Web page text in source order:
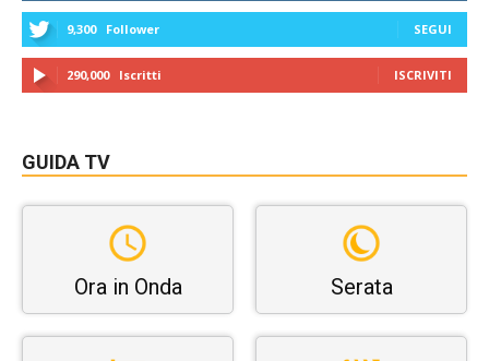
9,300 Follower SEGUI
290,000 Iscritti ISCRIVITI
GUIDA TV
Ora in Onda Serata